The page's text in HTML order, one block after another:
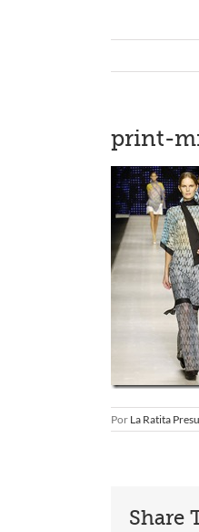
print-
Por La Ratita
Share